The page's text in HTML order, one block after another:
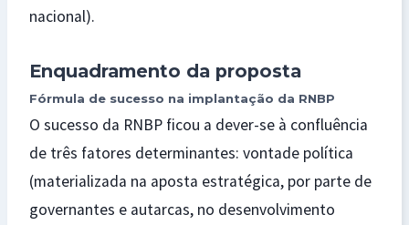
nacional).
Enquadramento da proposta
Fórmula de sucesso na implantação da RNBP
O sucesso da RNBP ficou a dever-se à confluência
de três fatores determinantes: vontade política
(materializada na aposta estratégica, por parte de
governantes e autarcas, no desenvolvimento